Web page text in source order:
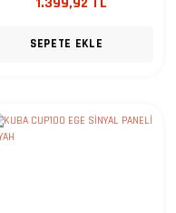
SEPETE EKLE